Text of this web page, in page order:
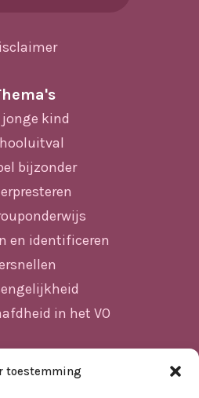
toestemming
jonge kind
bijzonder
en identificeren
in het VO